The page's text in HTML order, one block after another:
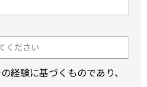
経験に基づくものであり、